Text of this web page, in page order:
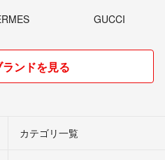
GUCCI
ンドを見る
カテゴリ一覧